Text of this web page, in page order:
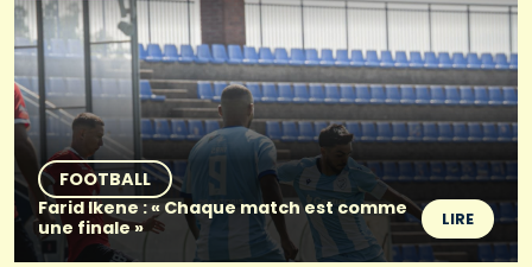
FOOTBALL
Farid Ikene : « Chaque match est comme
une finale »
LIRE